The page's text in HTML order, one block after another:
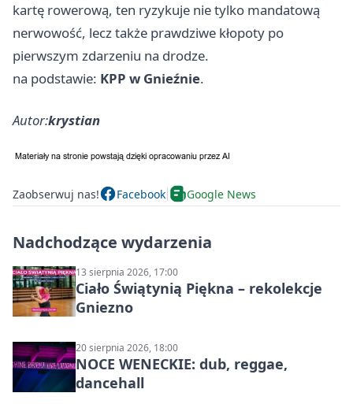
kartę rowerową, ten ryzykuje nie tylko mandatową
nerwowość, lecz także prawdziwe kłopoty po
pierwszym zdarzeniu na drodze.
na podstawie: KPP w Gnieźnie.
Autor:krystian
Zaobserwuj nas! Facebook Google News
Nadchodzące wydarzenia
13 sierpnia 2026, 17:00
Ciało Świątynią Piękna – rekolekcje
Gniezno
20 sierpnia 2026, 18:00
NOCE WENECKIE: dub, reggae,
dancehall